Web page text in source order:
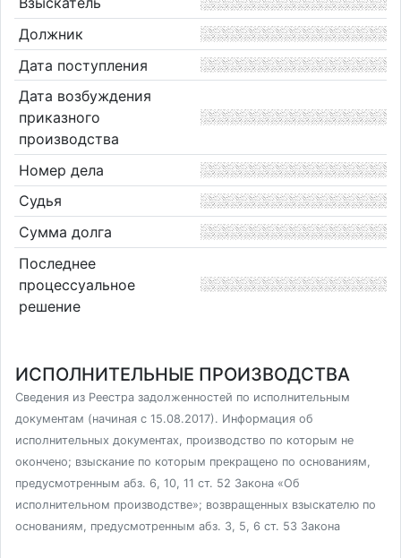
Должник
Дата поступления
Дата возбуждения
приказного
производства
Номер дела
Судья
Сумма долга
Последнее
процессуальное
решение
ИСПОЛНИТЕЛЬНЫЕ ПРОИЗВОДСТВА
Сведения из Реестра задолженностей по исполнительным
документам (начиная с 15.08.2017). Информация об
исполнительных документах, производство по которым не
окончено; взыскание по которым прекращено по основаниям,
предусмотренным абз. 6, 10, 11 ст. 52 Закона «Об
исполнительном производстве»; возвращенных взыскателю по
основаниям, предусмотренным абз. 3, 5, 6 ст. 53 Закона